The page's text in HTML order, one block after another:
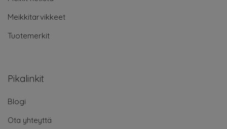
Meikkitarvikkeet
Tuotemerkit
Pikalinkit
Blogi
Ota yhteyttä